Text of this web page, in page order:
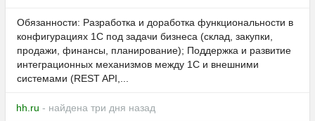
Обязанности: Разработка и доработка функциональности в
конфигурациях 1С под задачи бизнеса (склад, закупки,
продажи, финансы, планирование); Поддержка и развитие
интеграционных механизмов между 1С и внешними
системами (REST API,...
hh.ru - найдена три дня назад